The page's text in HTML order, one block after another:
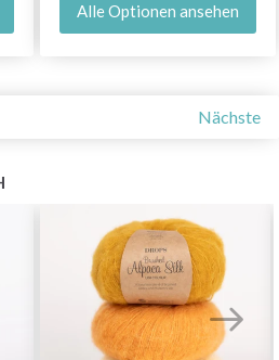
Alle Optionen ansehen
Nächste